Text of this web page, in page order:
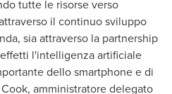
tutte le risorse verso
il continuo sviluppo
sia attraverso la partnership
l'intelligenza artificiale
dello smartphone e di
, amministratore delegato